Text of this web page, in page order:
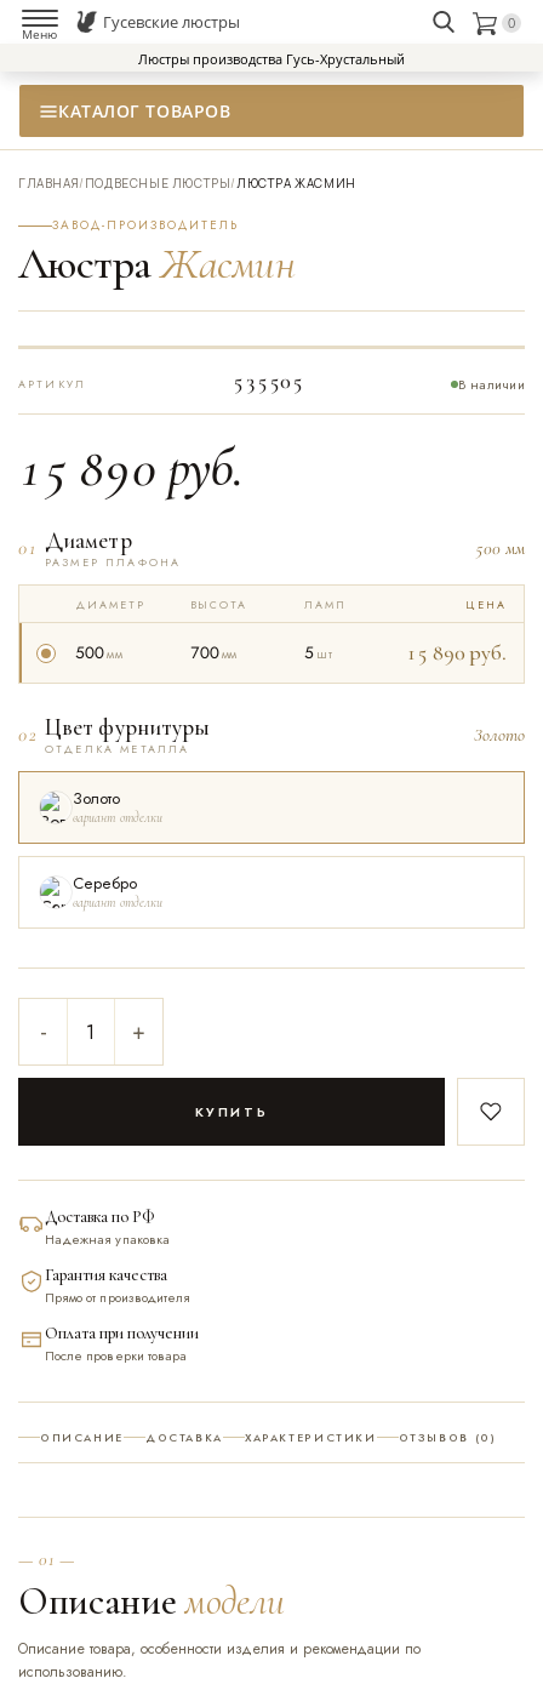
Меню
Гусевские люстры
0
Люстры производства Гусь-Хрустальный
КАТАЛОГ ТОВАРОВ
НАЙТИ
ГЛАВНАЯ/ ПОДВЕСНЫЕ ЛЮСТРЫ/ЛЮСТРА ЖАСМИН
ЗАВОД-ПРОИЗВОДИТЕЛЬ
ЛюстраЖасмин
АРТИКУЛ 535505 В наличии
15 890 руб.
01 Диаметр
РАЗМЕР ПЛАФОНА
500 мм
ДИАМЕТР ВЫСОТА ЛАМП ЦЕНА
500мм 700мм 5 шт 15 890руб.
02 Цвет фурнитуры
ОТДЕЛКА МЕТАЛЛА
Золото
Золото
вариант отделки
Серебро
вариант отделки
- +
КУПИТЬ В
Доставка по РФ
Надежная упаковка
Гарантия качества
Прямо от производителя
Оплата при получении
После проверки товара
ОПИСАНИЕ ДОСТАВКА ХАРАКТЕРИСТИКИ ОТЗЫВОВ (0)
— 01 —
Описаниемодели
Описание товара, особенности изделия и рекомендации по
использованию.